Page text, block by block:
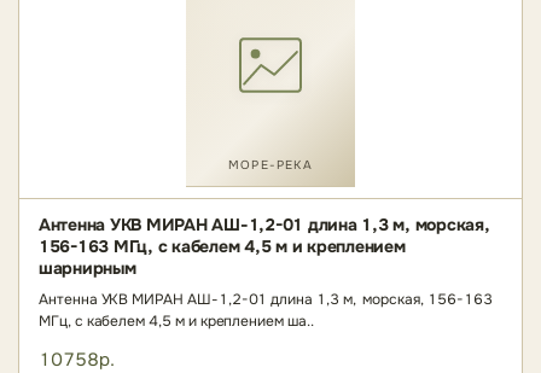
МОРЕ-РЕКА
Антенна УКВ МИРАН АШ-1,2-01 длина 1,3 м, морская,
156-163 МГц, с кабелем 4,5 м и креплением
шарнирным
Антенна УКВ МИРАН АШ-1,2-01 длина 1,3 м, морская, 156-163
МГц, с кабелем 4,5 м и креплением ша..
10758р.